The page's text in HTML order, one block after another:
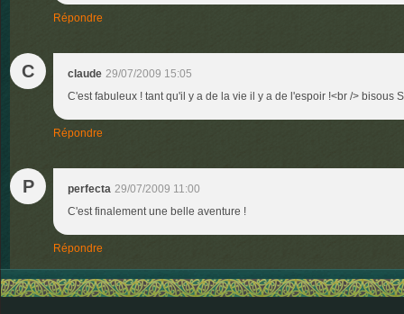
Répondre
C claude 29/07/2009 15:05
C'est fabuleux ! tant qu'il y a de la vie il y a de l'espoir !<br /> bisous
Répondre
P perfecta 29/07/2009 11:00
C'est finalement une belle aventure !
Répondre